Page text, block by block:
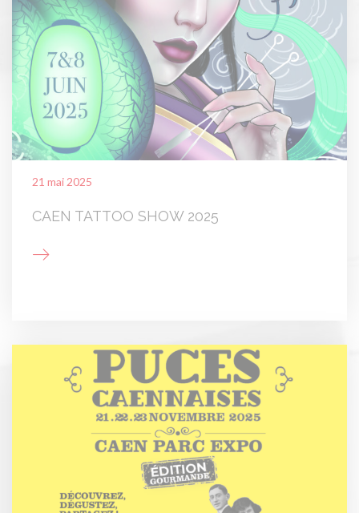
21 mai 2025
CAEN TATTOO SHOW 2025